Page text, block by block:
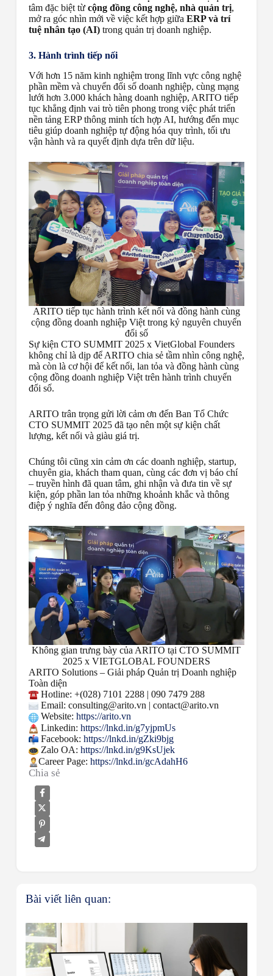
tâm đặc biệt từ cộng đồng công nghệ, nhà quản trị,
mở ra góc nhìn mới về việc kết hợp giữa ERP và trí
tuệ nhân tạo (AI)trong quản trị doanh nghiệp.
3. Hành trình tiếp nối
Với hơn 15 năm kinh nghiệm trong lĩnh vực công nghệ
phần mềm và chuyển đổi số doanh nghiệp, cùng mạng
lưới hơn 3.000 khách hàng doanh nghiệp, ARITO tiếp
tục khẳng định vai trò tiên phong trong việc phát triển
nền tảng ERP thông minh tích hợp AI, hướng đến mục
tiêu giúp doanh nghiệp tự động hóa quy trình, tối ưu
vận hành và ra quyết định dựa trên dữ liệu.
ARITO tiếp tục hành trình kết nối và đồng hành cùng
cộng đồng doanh nghiệp Việt trong kỷ nguyên chuyển
đổi số
Sự kiện CTO SUMMIT 2025 x VietGlobal Founders
không chỉ là dịp để ARITO chia sẻ tầm nhìn công nghệ,
mà còn là cơ hội để kết nối, lan tỏa và đồng hành cùng
cộng đồng doanh nghiệp Việt trên hành trình chuyển
đổi số.
ARITO trân trọng gửi lời cảm ơn đến Ban Tổ Chức
CTO SUMMIT 2025 đã tạo nên một sự kiện chất
lượng, kết nối và giàu giá trị.
Chúng tôi cũng xin cảm ơn các doanh nghiệp, startup,
chuyên gia, khách tham quan, cùng các đơn vị báo chí
– truyền hình đã quan tâm, ghi nhận và đưa tin về sự
kiện, góp phần lan tỏa những khoảnh khắc và thông
điệp ý nghĩa đến đông đảo cộng đồng.
Không gian trưng bày của ARITO tại CTO SUMMIT
2025 x VIETGLOBAL FOUNDERS
ARITO Solutions – Giải pháp Quản trị Doanh nghiệp
Toàn diện
Hotline: +(028) 7101 2288 | 090 7479 288
Email: consulting@arito.vn | contact@arito.vn
Website: https://arito.vn
Linkedin: https://lnkd.in/g7yjpmUs
Facebook: https://lnkd.in/gZki9bjg
Zalo OA: https://lnkd.in/g9KsUjek
Career Page: https://lnkd.in/gcAdahH6
Chia sẻ
Bài viết liên quan: